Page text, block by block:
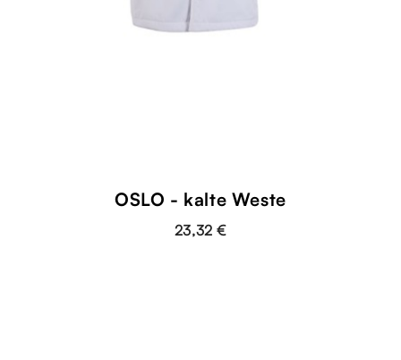
OSLO - kalte Weste
23,32 €